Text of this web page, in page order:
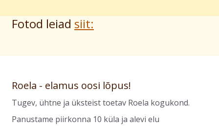
Fotod leiad siit:
Roela - elamus oosi lõpus!
Tugev, ühtne ja üksteist toetav Roela kogukond.
Panustame piirkonna 10 küla ja alevi elu